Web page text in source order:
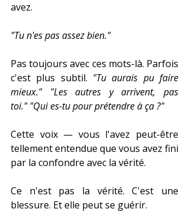
avez.
"Tu n'es pas assez bien."
Pas toujours avec ces mots-là. Parfois
c'est plus subtil. "Tu aurais pu faire
mieux."
"Les autres y arrivent, pas
toi." "Qui es-tu pour prétendre à ça ?"
Cette voix — vous l'avez peut-être
tellement entendue que vous avez fini
par la confondre avec la vérité.
Ce n'est pas la vérité. C'est une
blessure. Et elle peut se guérir.